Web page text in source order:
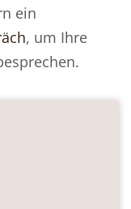
ein
, um Ihre